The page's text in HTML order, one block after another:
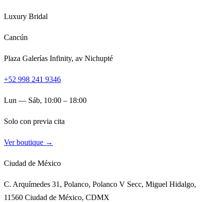
Luxury Bridal
Cancún
Plaza Galerías Infinity, av Nichupté
+52 998 241 9346
Lun — Sáb, 10:00 – 18:00
Solo con previa cita
Ver boutique →
Ciudad de México
C. Arquímedes 31, Polanco, Polanco V Secc, Miguel Hidalgo,
11560 Ciudad de México, CDMX